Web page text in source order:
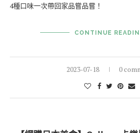
4種口味一次帶回家品嘗品嘗！
CONTINUE
2023-07-18 0